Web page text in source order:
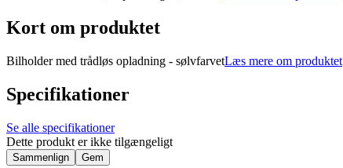
Kort om produktet
Bilholder med trådløs opladning - sølvfarvetLæs mere om produktet
Specifikationer
Se alle specifikationer
Dette produkt er ikke tilgængeligt
Sammenlign Gem